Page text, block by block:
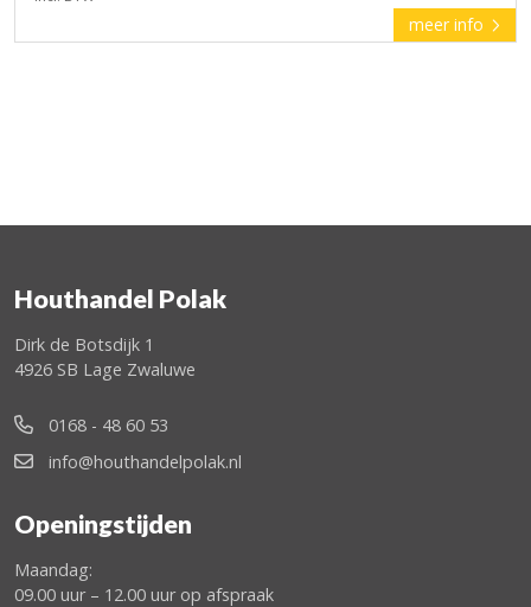
meer info
Houthandel Polak
Dirk de Botsdijk 1
4926 SB Lage Zwaluwe
0168 - 48 60 53
info@houthandelpolak.nl
Openingstijden
Maandag:
09.00 uur – 12.00 uur op afspraak